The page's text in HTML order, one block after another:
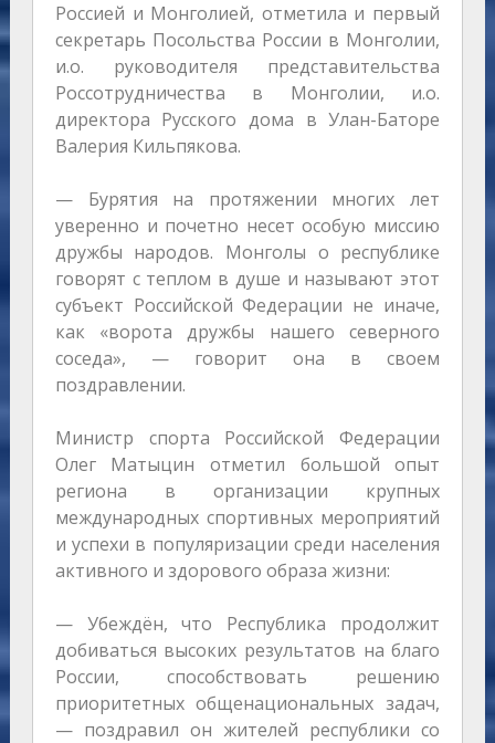
Россией и Монголией, отметила и первый
секретарь Посольства России в Монголии,
и.о. руководителя представительства
Россотрудничества в Монголии, и.о.
директора Русского дома в Улан-Баторе
Валерия Кильпякова.
— Бурятия на протяжении многих лет
уверенно и почетно несет особую миссию
дружбы народов. Монголы о республике
говорят с теплом в душе и называют этот
субъект Российской Федерации не иначе,
как «ворота дружбы нашего северного
соседа», — говорит она в своем
поздравлении.
Министр спорта Российской Федерации
Олег Матыцин отметил большой опыт
региона в организации крупных
международных спортивных мероприятий
и успехи в популяризации среди населения
активного и здорового образа жизни:
— Убеждён, что Республика продолжит
добиваться высоких результатов на благо
России, способствовать решению
приоритетных общенациональных задач,
— поздравил он жителей республики со